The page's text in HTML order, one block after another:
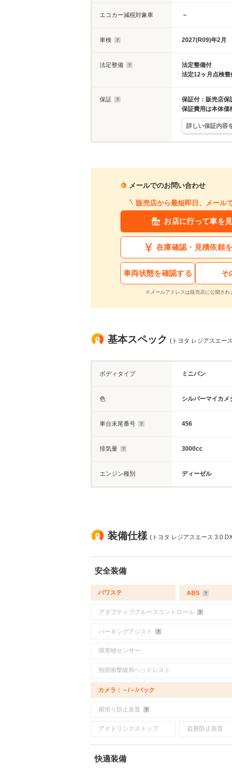
エコカー減税対象車 －
車検 2027(R09)年2月
法定整備
法定整備付
法定12ヶ月点検
保証
保証付：販売店
保証費用は本体価
詳しい保証内容
メールでのお問い合わせ
販売店から最短即日、メール
お店に行って車を
在庫確認・見積依頼
車両状態を確認する そ
※メールアドレスは販売店に公開され
基本スペック (トヨタ レジアスエー
ボディタイプ ミニバン
色 シルバーマイカメ
車台末尾番号 456
排気量 3000cc
エンジン種別 ディーゼル
装備仕様 (トヨタ レジアスエース 3.0
安全装備
パワステ ABS
アダプティブクルーズコントロール
パーキングアシスト
障害物センサー
頸部衝撃緩和ヘッドレスト
カメラ：－/－/バック
横滑り防止装置
アイドリングストップ 盗難防止装置
快適装備